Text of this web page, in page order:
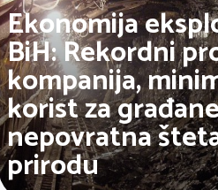
Ekonomija
BiH: Rekordni
kompanija,
korist za
nepovratna
prirodu